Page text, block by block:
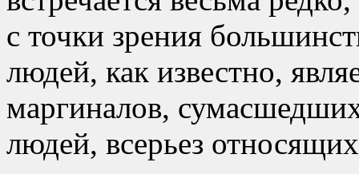
с точки зрения
людей, как известно,
маргиналов,
людей, всерьез